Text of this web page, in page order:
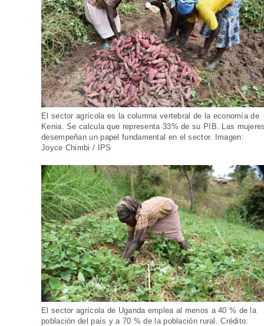
El sector agrícola es la columna vertebral de la economía de
Kenia. Se calcula que representa 33% de su PIB. Las
desempeñan un papel fundamental en el sector. Imagen:
Joyce Chimbi / IPS
El sector agrícola de Uganda emplea al menos a 40 % de la
población del país y a 70 % de la población rural. Crédito: